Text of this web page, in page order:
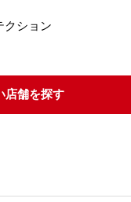
クション
店舗を探す